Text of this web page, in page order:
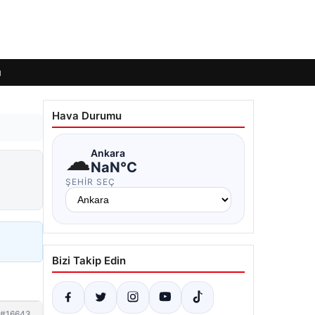
Hava Durumu
☁Ankara
NaN°C
ŞEHIR SEÇ
Bizi Takip Edin